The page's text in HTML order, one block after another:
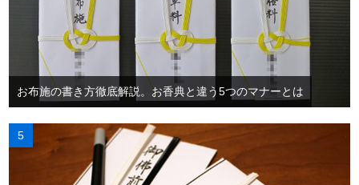
お布施の書き方徹底解説。お香典と違う5つのマナーとは